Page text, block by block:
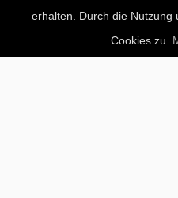
erhalten. Durch die Nutzung
Cookies zu.